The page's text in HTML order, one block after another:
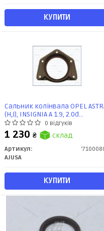
КУПИТИ
Сальник колінвала OPEL
(H,J), INSIGNIA A 1.9, 2.0d
(71000800) Ajusa0 відгуків
1 230 ₴ склад
Артикул:
AJUSA
КУПИТИ